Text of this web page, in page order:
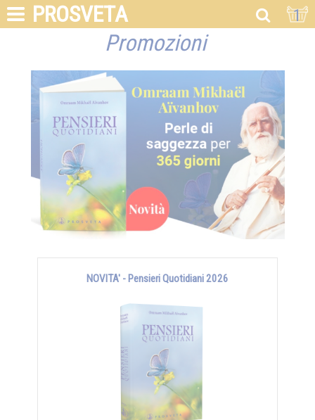
PROSVETA 1
Promozioni
NOVITA' - Pensieri Quotidiani 2026